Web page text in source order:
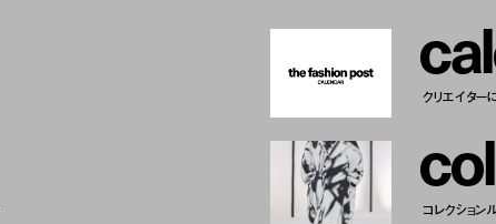
cal
クリエイター
col
コレクション